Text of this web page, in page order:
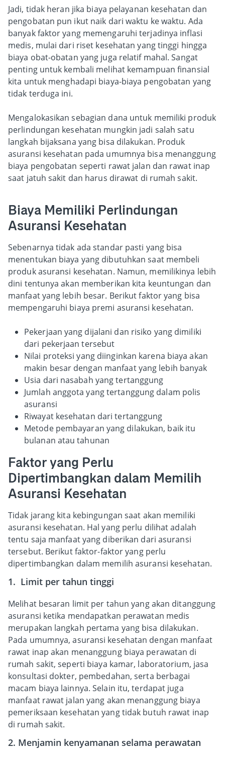
Jadi, tidak heran jika biaya pelayanan kesehatan dan
pengobatan pun ikut naik dari waktu ke waktu. Ada
banyak faktor yang memengaruhi terjadinya inflasi
medis, mulai dari riset kesehatan yang tinggi hingga
biaya obat-obatan yang juga relatif mahal. Sangat
penting untuk kembali melihat kemampuan finansial
kita untuk menghadapi biaya-biaya pengobatan yang
tidak terduga ini.
Mengalokasikan sebagian dana untuk memiliki produk
perlindungan kesehatan mungkin jadi salah satu
langkah bijaksana yang bisa dilakukan. Produk
asuransi kesehatan pada umumnya bisa menanggung
biaya pengobatan seperti rawat jalan dan rawat inap
saat jatuh sakit dan harus dirawat di rumah sakit.
Biaya Memiliki Perlindungan
Asuransi Kesehatan
Sebenarnya tidak ada standar pasti yang bisa
menentukan biaya yang dibutuhkan saat membeli
produk asuransi kesehatan. Namun, memilikinya lebih
dini tentunya akan memberikan kita keuntungan dan
manfaat yang lebih besar. Berikut faktor yang bisa
mempengaruhi biaya premi asuransi kesehatan.
Pekerjaan yang dijalani dan risiko yang dimiliki
dari pekerjaan tersebut
Nilai proteksi yang diinginkan karena biaya akan
makin besar dengan manfaat yang lebih banyak
Usia dari nasabah yang tertanggung
Jumlah anggota yang tertanggung dalam polis
asuransi
Riwayat kesehatan dari tertanggung
Metode pembayaran yang dilakukan, baik itu
bulanan atau tahunan
Faktor yang Perlu
Dipertimbangkan dalam Memilih
Asuransi Kesehatan
Tidak jarang kita kebingungan saat akan memiliki
asuransi kesehatan. Hal yang perlu dilihat adalah
tentu saja manfaat yang diberikan dari asuransi
tersebut. Berikut faktor-faktor yang perlu
dipertimbangkan dalam memilih asuransi kesehatan.
1. Limit per tahun tinggi
Melihat besaran limit per tahun yang akan ditanggung
asuransi ketika mendapatkan perawatan medis
merupakan langkah pertama yang bisa dilakukan.
Pada umumnya, asuransi kesehatan dengan manfaat
rawat inap akan menanggung biaya perawatan di
rumah sakit, seperti biaya kamar, laboratorium, jasa
konsultasi dokter, pembedahan, serta berbagai
macam biaya lainnya. Selain itu, terdapat juga
manfaat rawat jalan yang akan menanggung biaya
pemeriksaan kesehatan yang tidak butuh rawat inap
di rumah sakit.
2. Menjamin kenyamanan selama perawatan